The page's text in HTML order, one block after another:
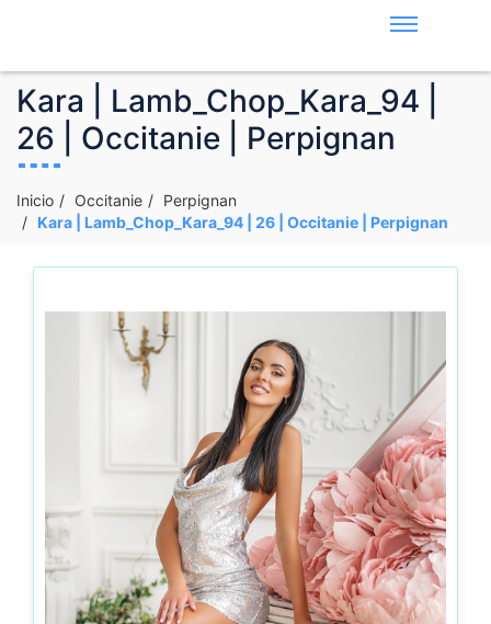
Kara | Lamb_Chop_Kara_94 |
26 | Occitanie | Perpignan
Inicio Occitanie
Perpignan
Kara | Lamb_Chop_Kara_94 | 26 | Occitanie | Perpignan